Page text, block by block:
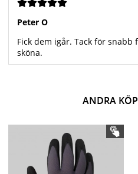
Peter O
Fick dem igår. Tack för
sköna.
ANDRA